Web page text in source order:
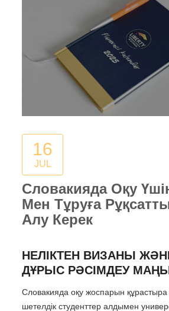
16
JUL
Словакияда Оқу
Мен Тұруға
Алу Керек
НЕЛІКТЕН ВИЗАНЫ
ДҰРЫС РӘСІМДЕУ
Словакияда оқу жоспарын
шетелдік студенттер алдымен